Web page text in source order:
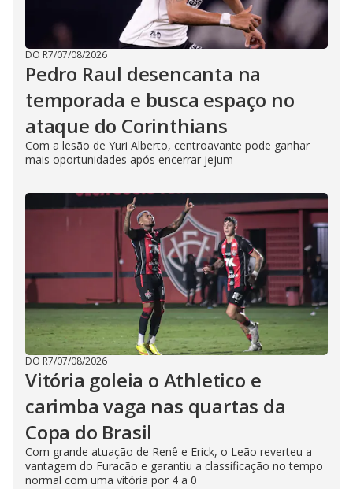
DO R7/07/08/2026
Pedro Raul desencanta na
temporada e busca espaço no
ataque do Corinthians
Com a lesão de Yuri Alberto, centroavante pode ganhar
mais oportunidades após encerrar jejum
DO R7/07/08/2026
Vitória goleia o Athletico e
carimba vaga nas quartas da
Copa do Brasil
Com grande atuação de Renê e Erick, o Leão reverteu a
vantagem do Furacão e garantiu a classificação no tempo
normal com uma vitória por 4 a 0